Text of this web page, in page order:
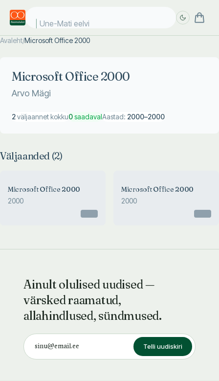
Une-Mati eelvii
Avaleht/Microsoft Office 2000
Microsoft Office 2000
Arvo Mägi
2väljaannet kokku0saadavalAastad: 2000–2000
Väljaanded (2)
Microsoft Office 2000
2000
Microsoft Office 2000
2000
Ainult olulised uudised —
värsked raamatud,
allahindlused, sündmused.
Telli uudiskiri